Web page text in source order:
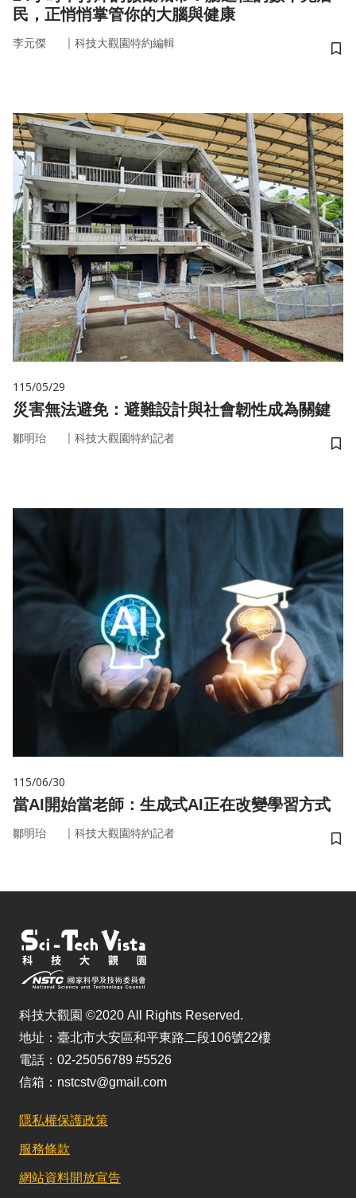
民，正悄悄掌管你的大腦與健康
李元傑 ｜ 科技大觀園特約編輯
儲
115/05/29
災害無法避免：避難設計與社會韌性成為關鍵
鄒明珆 ｜ 科技大觀園特約記者
儲
115/06/30
當AI開始當老師：生成式AI正在改變學習方式
鄒明珆 ｜ 科技大觀園特約記者
儲
科技大觀園 ©2020 All Rights Reserved.
地址：臺北市大安區和平東路二段106號22樓
電話：02-25056789 #5526
信箱：nstcstv@gmail.com
隱私權保護政策
服務條款
網站資料開放宣告